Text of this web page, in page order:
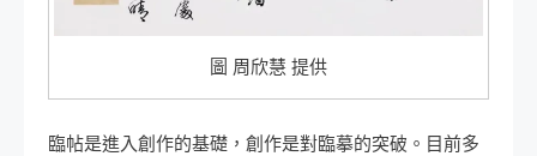
圖 周欣慧 提供
臨帖是進入創作的基礎，創作是對臨摹的突破。目前多